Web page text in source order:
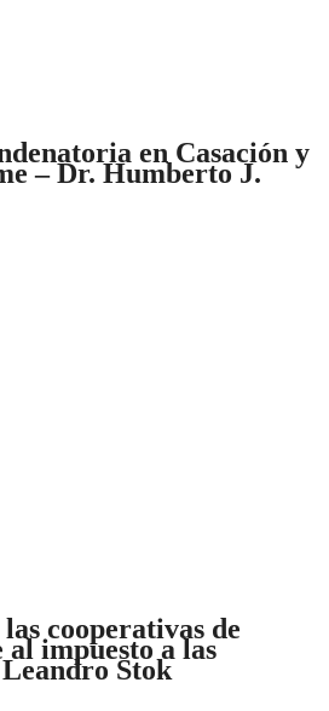
en Casación y
– Dr. Humberto J.
cooperativas de
impuesto a las
Stok